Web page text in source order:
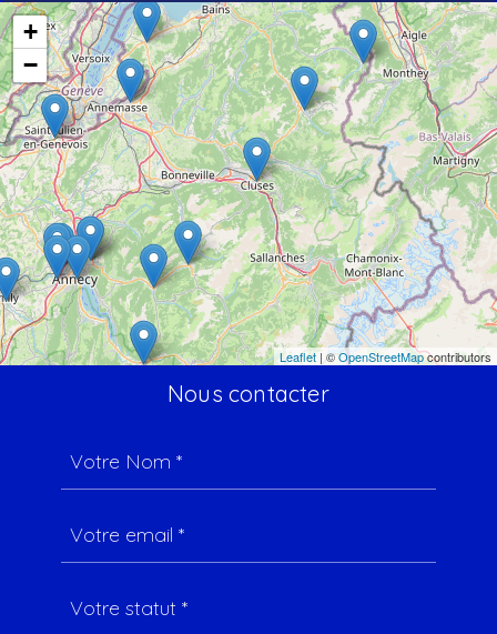
+
−
Leaflet | ©OpenStreetMapcontributors
Nous contacter